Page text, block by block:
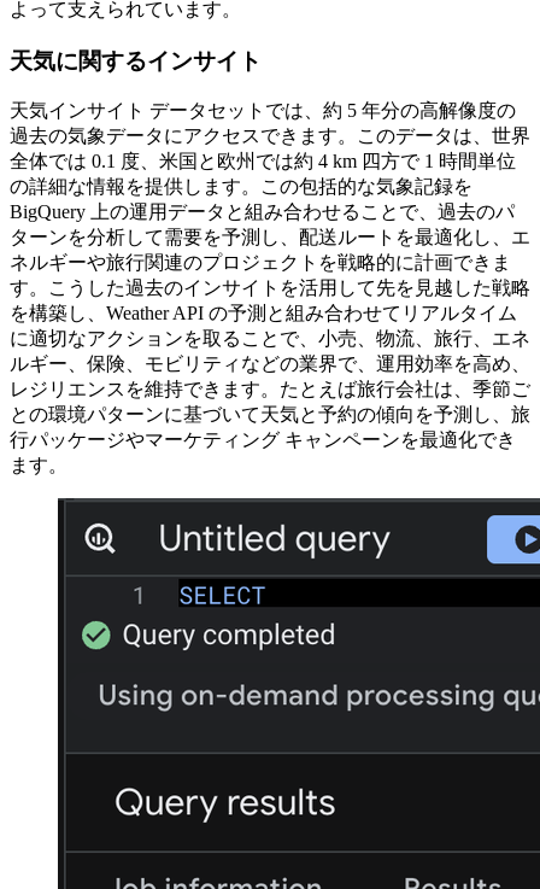
よって支えられています。
天気に関するインサイト
天気インサイト データセットでは、約 5 年分の高解像度の
過去の気象データにアクセスできます。このデータは、世界
全体では 0.1 度、米国と欧州では約 4 km 四方で 1 時間単位
の詳細な情報を提供します。この包括的な気象記録を
BigQuery 上の運用データと組み合わせることで、過去のパ
ターンを分析して需要を予測し、配送ルートを最適化し、エ
ネルギーや旅行関連のプロジェクトを戦略的に計画できま
す。こうした過去のインサイトを活用して先を見越した戦略
を構築し、Weather API の予測と組み合わせてリアルタイム
に適切なアクションを取ることで、小売、物流、旅行、エネ
ルギー、保険、モビリティなどの業界で、運用効率を高め、
レジリエンスを維持できます。たとえば旅行会社は、季節ご
との環境パターンに基づいて天気と予約の傾向を予測し、旅
行パッケージやマーケティング キャンペーンを最適化でき
ます。